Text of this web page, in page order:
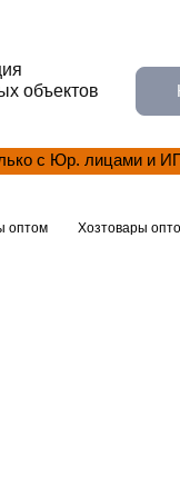
объектов
с Юр. лицами и
оптом Хозтовары